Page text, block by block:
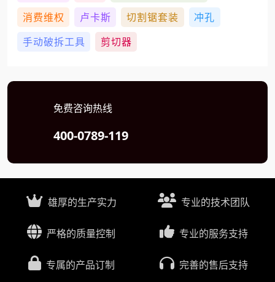
消费维权
卢卡斯 切割锯套装
冲孔
手动破拆工具
剪切器
免费咨询热线
400-0789-119
雄厚的生产实力 专业的技术团队
严格的质量控制 专业的服务支持
专属的产品订制 完善的售后支持